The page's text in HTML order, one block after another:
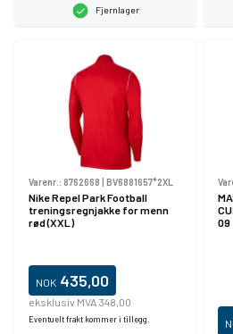
Fjernlager
Varenr.: 8762668 BV6881657*2XL
Nike Repel Park Football
treningsregnjakke for menn
rød (XXL)
NOK 435,00
eksklusiv MVA 348,00
Eventuelt frakt kommer i tillegg.
09